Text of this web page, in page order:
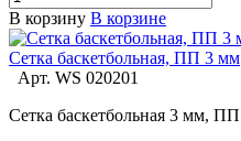
В корзину В корзине
Сетка баскетбольная, ПП 3 мм
Арт. WS 020201
Сетка баскетбольная 3 мм, ПП